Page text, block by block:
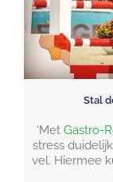
Stal
‘MetGastro-
stress
vel. Hiermee